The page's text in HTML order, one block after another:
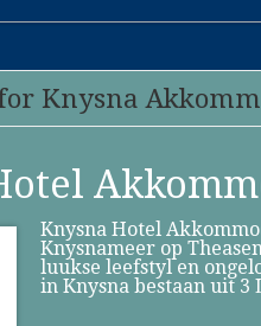
Knysna
Knysna Hotel
Knysnameer op
luukse leefstyl en
in Knysna bestaan uit 3